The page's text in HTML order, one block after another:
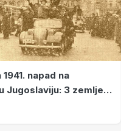
napad na
Jugoslaviju: 3 zemlje
raspadom